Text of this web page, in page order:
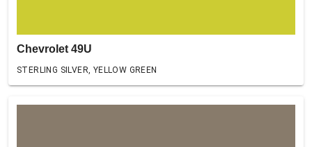
Chevrolet 49U
STERLING SILVER, YELLOW GREEN